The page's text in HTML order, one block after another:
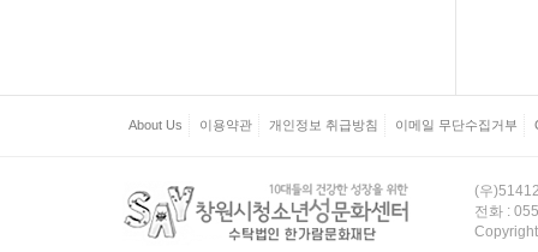
About Us 이용약관 개인정보 취급방침 이메일 무단수집거부
(우
전화 :